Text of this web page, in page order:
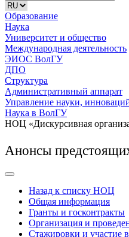
Образование
Наука
Университет и общество
Международная деятельность
ЭИОС ВолГУ
ДПО
Структура
Административный аппарат
Управление науки,
Наука в ВолГУ
НОЦ «Дискурсивная
Анонсы
Назад к списку НОЦ
Общая информация
Гранты и госконтракты
Организация и
Стажировки и участие